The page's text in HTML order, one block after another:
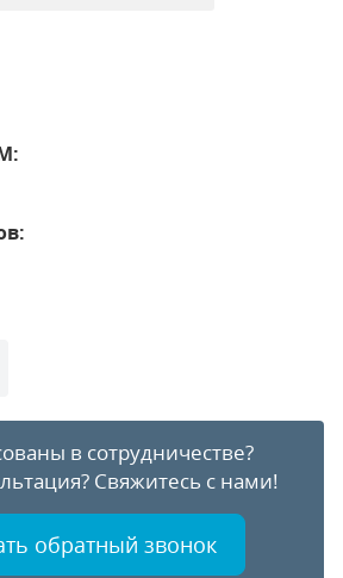
в сотрудничестве?
Свяжитесь с нами!
обратный звонок